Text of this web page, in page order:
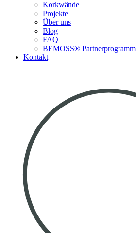
Korkwände
Projekte
Über uns
Blog
FAQ
BEMOSS® Partnerprogramm​
Kontakt